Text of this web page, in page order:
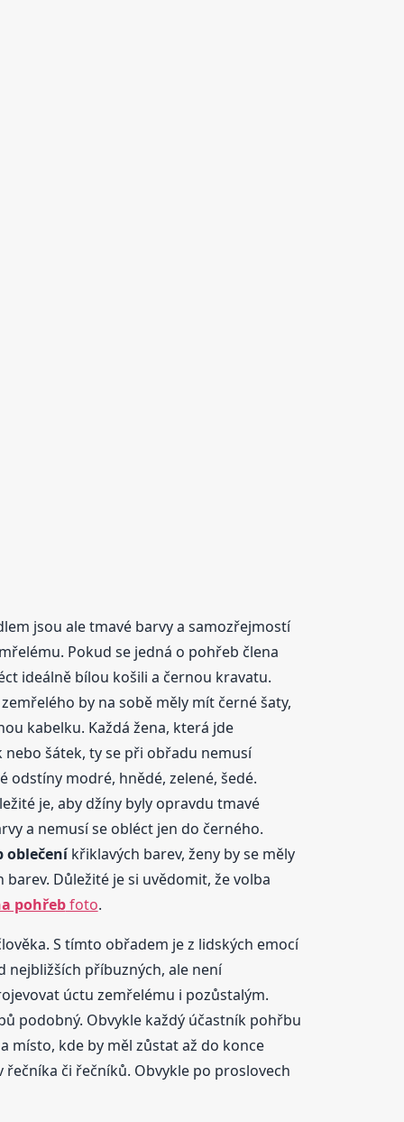
jsou ale tmavé barvy a samozřejmostí
Pokud se jedná o pohřeb člena
ideálně bílou košili a černou kravatu.
by na sobě měly mít černé šaty,
kabelku. Každá žena, která jde
šátek, ty se při obřadu nemusí
modré, hnědé, zelené, šedé.
je, aby džíny byly opravdu tmavé
a nemusí se obléct jen do černého.
oblečeníkřiklavých barev, ženy by se měly
Důležité je si uvědomit, že volba
pohřebfoto.
S tímto obřadem je z lidských emocí
nejbližších příbuzných, ale není
úctu zemřelému i pozůstalým.
podobný. Obvykle každý účastník pohřbu
místo, kde by měl zůstat až do konce
či řečníků. Obvykle po proslovech